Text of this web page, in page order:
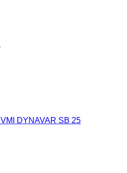
VMI DYNAVAR SB 25